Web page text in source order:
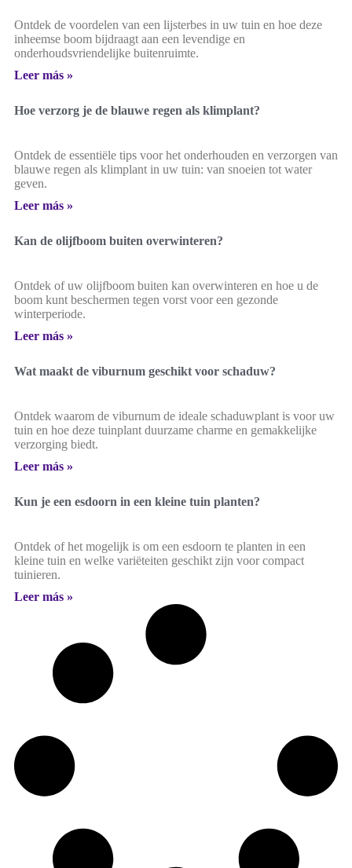
Ontdek de voordelen van een lijsterbes in uw tuin en hoe deze
inheemse boom bijdraagt aan een levendige en
onderhoudsvriendelijke buitenruimte.
Leer más »
Hoe verzorg je de blauwe regen als klimplant?
Ontdek de essentiële tips voor het onderhouden en verzorgen van
blauwe regen als klimplant in uw tuin: van snoeien tot water
geven.
Leer más »
Kan de olijfboom buiten overwinteren?
Ontdek of uw olijfboom buiten kan overwinteren en hoe u de
boom kunt beschermen tegen vorst voor een gezonde
winterperiode.
Leer más »
Wat maakt de viburnum geschikt voor schaduw?
Ontdek waarom de viburnum de ideale schaduwplant is voor uw
tuin en hoe deze tuinplant duurzame charme en gemakkelijke
verzorging biedt.
Leer más »
Kun je een esdoorn in een kleine tuin planten?
Ontdek of het mogelijk is om een esdoorn te planten in een
kleine tuin en welke variëteiten geschikt zijn voor compact
tuinieren.
Leer más »